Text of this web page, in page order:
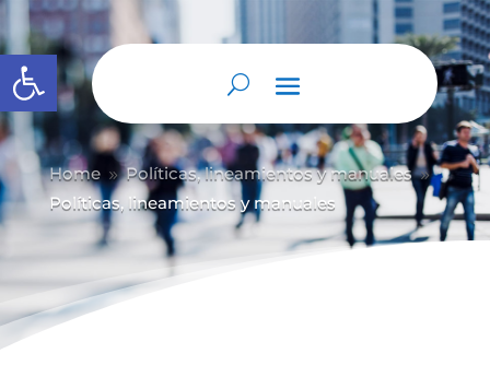
Abrir barra de herramientas
Home 9 Políticas, lineamientos y manuales 9
Políticas, lineamientos y manuales